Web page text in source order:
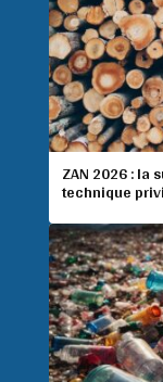
ZAN 2026 : la
technique